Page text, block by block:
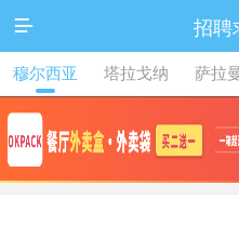
 招聘
穆尔西亚 塔拉戈纳 萨拉